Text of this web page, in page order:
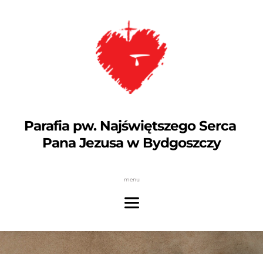
Parafia pw. Najświętszego Serca
Pana Jezusa w Bydgoszczy
menu